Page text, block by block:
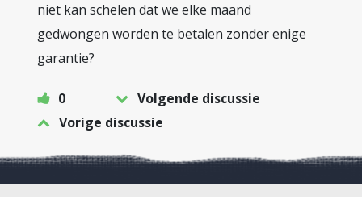
niet kan schelen dat we elke maand
gedwongen worden te betalen zonder enige
garantie?
0
Volgende discussie
Vorige discussie